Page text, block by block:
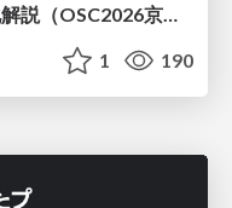
Redmine 7.0 新機能・機能強化解説（OSC2026京都ダイジェスト版）
1 190